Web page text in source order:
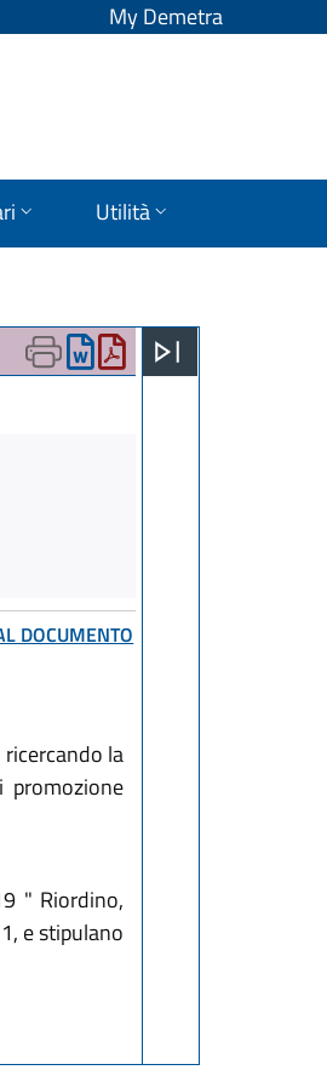
My Demetra
Utilità
DOCUMENTO
la
promozione
" Riordino,
e stipulano